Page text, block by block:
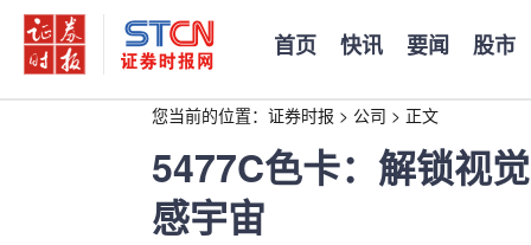
首页 快讯 要闻 股市
您当前的位置： 证券时报 > 公司 > 正文
5477C色卡：解锁视
感宇宙